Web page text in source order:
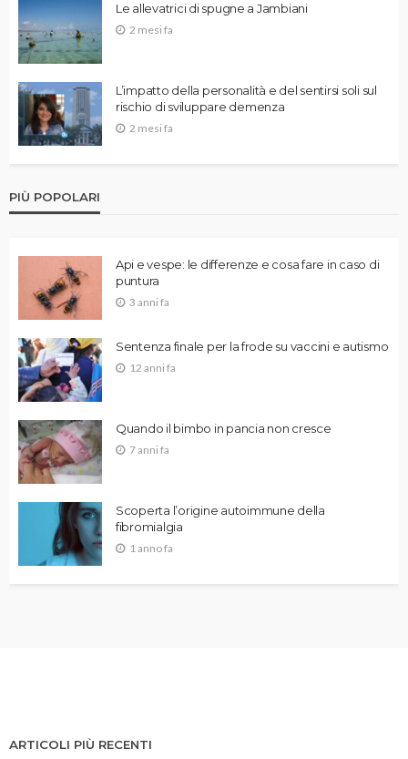
Le allevatrici di spugne a Jambiani
2 mesi fa
L’impatto della personalità e del sentirsi soli sul
rischio di sviluppare demenza
2 mesi fa
PIÙ POPOLARI
Api e vespe: le differenze e cosa fare in caso di
puntura
3 anni fa
Sentenza finale per la frode su vaccini e autismo
12 anni fa
Quando il bimbo in pancia non cresce
7 anni fa
Scoperta l’origine autoimmune della
fibromialgia
1 anno fa
ARTICOLI PIÙ RECENTI